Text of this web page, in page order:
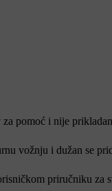
pomoć i nije
vožnju i dužan se
priručniku za